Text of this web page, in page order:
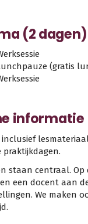
(2 dagen)
(gratis
informatie
inclusief
praktijkdagen.
staan centraal. Op
een docent aan
We maken